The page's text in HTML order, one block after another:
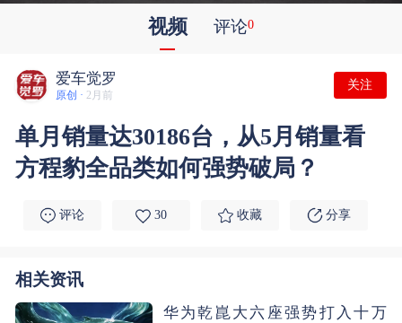
视频 评论0
爱车觉罗
原创 · 2月前
关注
单月销量达30186台，从5月销量看
方程豹全品类如何强势破局？
评论 30 收藏 分享
相关资讯
华为乾崑大六座强势打入十万